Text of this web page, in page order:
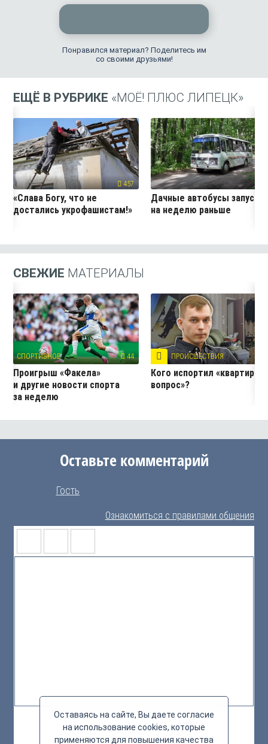
Понравился материал? Поделитесь им
со своими друзьями!
ЕЩЁ В РУБРИКЕ «МОЁ! ПЛЮС ЛИПЕЦК»
457
«Слава Богу, что не
достались укрофашистам!»
Дачные автобусы
на неделю раньше
СВЕЖИЕ МАТЕРИАЛЫ
СПОРТИВНОЕ 44
Проигрыш «Факела»
и другие новости спорта
за неделю
ПРОИСШЕСТВИЯ
Кого испортил
вопрос»?
Оставьте комментарий
Гость
Ознакомиться с правилами общения
Оставаясь на сайте, Вы даете согласие
на использование cookies, которые
применяются для повышения качества